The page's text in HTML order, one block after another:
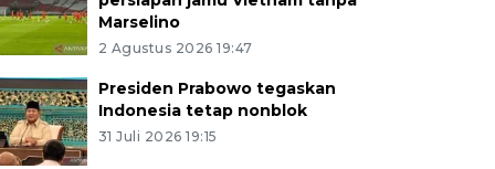
Marselino
2 Agustus 2026 19:47
Presiden Prabowo tegaskan
Indonesia tetap nonblok
31 Juli 2026 19:15